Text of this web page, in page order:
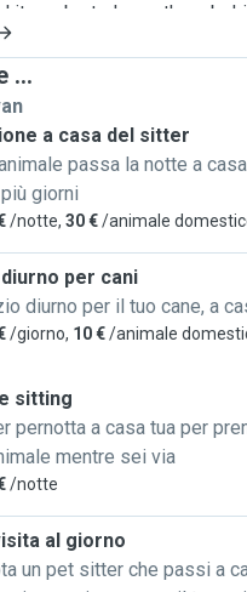
it can be to leave them
loving person you
years, I have done a lot of
and neighbours, looking
different
have hands-on experience
specific oral
support. I am naturally a
undivided attention,
where they will truly
family. To ensure the
attended specialized dog
have given me a solid
body language, subtle
reinforcement
me handle unexpected
range of
routine, including
...
a casa del sitter
passa la notte a
giorni
/notte, 30 €/animale
per cani
diurno per il tuo cane, a
/giorno, 10 €/animale
sitting
pernotta a casa tua per
mentre sei via
/notte
al giorno
un pet sitter che passi a